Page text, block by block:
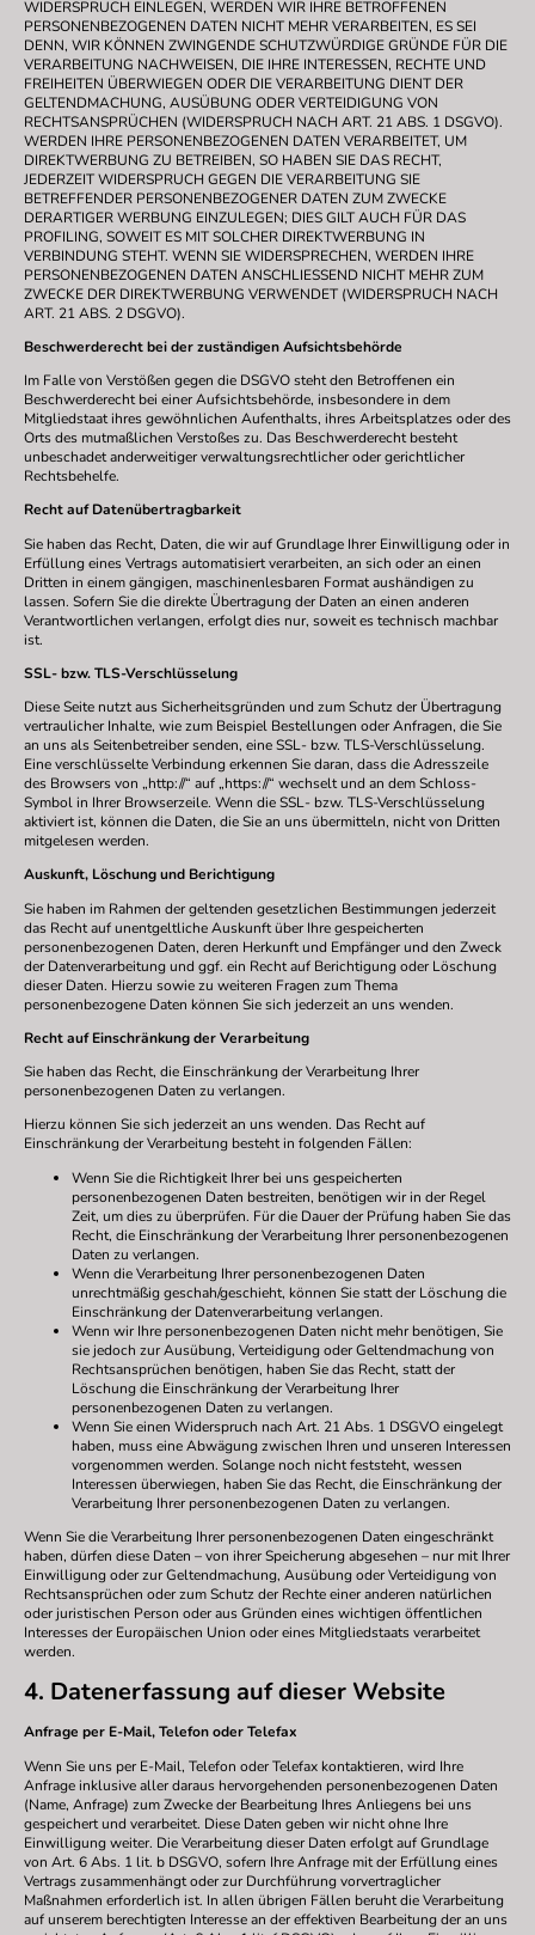
WIDERSPRUCH EINLEGEN, WERDEN WIR IHRE BETROFFENEN
PERSONENBEZOGENEN DATEN NICHT MEHR VERARBEITEN, ES SEI
DENN, WIR KÖNNEN ZWINGENDE SCHUTZWÜRDIGE GRÜNDE FÜR DIE
VERARBEITUNG NACHWEISEN, DIE IHRE INTERESSEN, RECHTE UND
FREIHEITEN ÜBERWIEGEN ODER DIE VERARBEITUNG DIENT DER
GELTENDMACHUNG, AUSÜBUNG ODER VERTEIDIGUNG VON
RECHTSANSPRÜCHEN (WIDERSPRUCH NACH ART. 21 ABS. 1 DSGVO).
WERDEN IHRE PERSONENBEZOGENEN DATEN VERARBEITET, UM
DIREKTWERBUNG ZU BETREIBEN, SO HABEN SIE DAS RECHT,
JEDERZEIT WIDERSPRUCH GEGEN DIE VERARBEITUNG SIE
BETREFFENDER PERSONENBEZOGENER DATEN ZUM ZWECKE
DERARTIGER WERBUNG EINZULEGEN; DIES GILT AUCH FÜR DAS
PROFILING, SOWEIT ES MIT SOLCHER DIREKTWERBUNG IN
VERBINDUNG STEHT. WENN SIE WIDERSPRECHEN, WERDEN IHRE
PERSONENBEZOGENEN DATEN ANSCHLIESSEND NICHT MEHR ZUM
ZWECKE DER DIREKTWERBUNG VERWENDET (WIDERSPRUCH NACH
ART. 21 ABS. 2 DSGVO).
Beschwerderecht bei der zuständigen Aufsichtsbehörde
Im Falle von Verstößen gegen die DSGVO steht den Betroffenen ein
Beschwerderecht bei einer Aufsichtsbehörde, insbesondere in dem
Mitgliedstaat ihres gewöhnlichen Aufenthalts, ihres Arbeitsplatzes oder des
Orts des mutmaßlichen Verstoßes zu. Das Beschwerderecht besteht
unbeschadet anderweitiger verwaltungsrechtlicher oder gerichtlicher
Rechtsbehelfe.
Recht auf Datenübertragbarkeit
Sie haben das Recht, Daten, die wir auf Grundlage Ihrer Einwilligung oder in
Erfüllung eines Vertrags automatisiert verarbeiten, an sich oder an einen
Dritten in einem gängigen, maschinenlesbaren Format aushändigen zu
lassen. Sofern Sie die direkte Übertragung der Daten an einen anderen
Verantwortlichen verlangen, erfolgt dies nur, soweit es technisch machbar
ist.
SSL- bzw. TLS-Verschlüsselung
Diese Seite nutzt aus Sicherheitsgründen und zum Schutz der Übertragung
vertraulicher Inhalte, wie zum Beispiel Bestellungen oder Anfragen, die Sie
an uns als Seitenbetreiber senden, eine SSL- bzw. TLS-Verschlüsselung.
Eine verschlüsselte Verbindung erkennen Sie daran, dass die Adresszeile
des Browsers von „http://“ auf „https://“ wechselt und an dem Schloss-
Symbol in Ihrer Browserzeile. Wenn die SSL- bzw. TLS-Verschlüsselung
aktiviert ist, können die Daten, die Sie an uns übermitteln, nicht von Dritten
mitgelesen werden.
Auskunft, Löschung und Berichtigung
Sie haben im Rahmen der geltenden gesetzlichen Bestimmungen jederzeit
das Recht auf unentgeltliche Auskunft über Ihre gespeicherten
personenbezogenen Daten, deren Herkunft und Empfänger und den Zweck
der Datenverarbeitung und ggf. ein Recht auf Berichtigung oder Löschung
dieser Daten. Hierzu sowie zu weiteren Fragen zum Thema
personenbezogene Daten können Sie sich jederzeit an uns wenden.
Recht auf Einschränkung der Verarbeitung
Sie haben das Recht, die Einschränkung der Verarbeitung Ihrer
personenbezogenen Daten zu verlangen.
Hierzu können Sie sich jederzeit an uns wenden. Das Recht auf
Einschränkung der Verarbeitung besteht in folgenden Fällen:
Wenn Sie die Richtigkeit Ihrer bei uns gespeicherten
personenbezogenen Daten bestreiten, benötigen wir in der Regel
Zeit, um dies zu überprüfen. Für die Dauer der Prüfung haben Sie das
Recht, die Einschränkung der Verarbeitung Ihrer personenbezogenen
Daten zu verlangen.
Wenn die Verarbeitung Ihrer personenbezogenen Daten
unrechtmäßig geschah/geschieht, können Sie statt der Löschung die
Einschränkung der Datenverarbeitung verlangen.
Wenn wir Ihre personenbezogenen Daten nicht mehr benötigen, Sie
sie jedoch zur Ausübung, Verteidigung oder Geltendmachung von
Rechtsansprüchen benötigen, haben Sie das Recht, statt der
Löschung die Einschränkung der Verarbeitung Ihrer
personenbezogenen Daten zu verlangen.
Wenn Sie einen Widerspruch nach Art. 21 Abs. 1 DSGVO eingelegt
haben, muss eine Abwägung zwischen Ihren und unseren Interessen
vorgenommen werden. Solange noch nicht feststeht, wessen
Interessen überwiegen, haben Sie das Recht, die Einschränkung der
Verarbeitung Ihrer personenbezogenen Daten zu verlangen.
Wenn Sie die Verarbeitung Ihrer personenbezogenen Daten eingeschränkt
haben, dürfen diese Daten – von ihrer Speicherung abgesehen – nur mit Ihrer
Einwilligung oder zur Geltendmachung, Ausübung oder Verteidigung von
Rechtsansprüchen oder zum Schutz der Rechte einer anderen natürlichen
oder juristischen Person oder aus Gründen eines wichtigen öffentlichen
Interesses der Europäischen Union oder eines Mitgliedstaats verarbeitet
werden.
4. Datenerfassung auf dieser Website
Anfrage per E-Mail, Telefon oder Telefax
Wenn Sie uns per E-Mail, Telefon oder Telefax kontaktieren, wird Ihre
Anfrage inklusive aller daraus hervorgehenden personenbezogenen Daten
(Name, Anfrage) zum Zwecke der Bearbeitung Ihres Anliegens bei uns
gespeichert und verarbeitet. Diese Daten geben wir nicht ohne Ihre
Einwilligung weiter. Die Verarbeitung dieser Daten erfolgt auf Grundlage
von Art. 6 Abs. 1 lit. b DSGVO, sofern Ihre Anfrage mit der Erfüllung eines
Vertrags zusammenhängt oder zur Durchführung vorvertraglicher
Maßnahmen erforderlich ist. In allen übrigen Fällen beruht die Verarbeitung
auf unserem berechtigten Interesse an der effektiven Bearbeitung der an uns